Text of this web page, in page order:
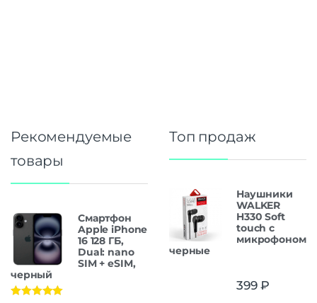
Рекомендуемые
товары
Смартфон
Apple iPhone
16 128 ГБ,
Dual: nano
SIM + eSIM,
черный
Топ продаж
Наушники
WALKER
H330 Soft
touch с
микрофоном
черные
399₽